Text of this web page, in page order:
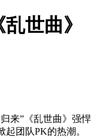
世曲》
来”《乱世曲》强悍
团队PK的热潮。